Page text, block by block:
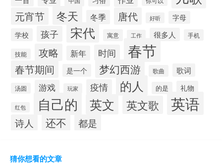
元宵节 冬天 冬季 唐代 好听
字母
学校
孩子 宋代 寓意 工作 很多人 手机
技能 攻略 新年 时间 春节
春节期间 是一个 梦幻西游 歌曲 歌词
汤圆 游戏 玩家 疫情 的人 的是 礼物
红包 自己的 英文 英文歌 英语
诗人 还不 都是
猜你想看的文章